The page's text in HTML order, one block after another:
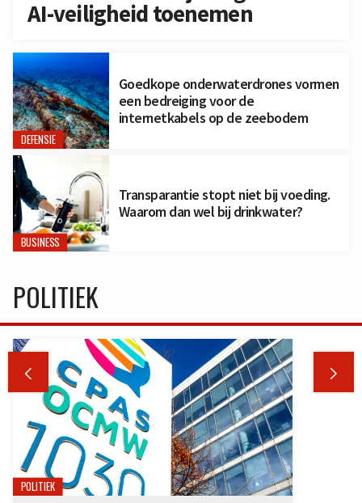
AI-veiligheid toenemen
DEFENSIE
Goedkope onderwaterdrones vormen
een bedreiging voor de
internetkabels op de zeebodem
BUSINESS
Transparantie stopt niet bij voeding.
Waarom dan wel bij drinkwater?
POLITIEK
 
POLITIEK